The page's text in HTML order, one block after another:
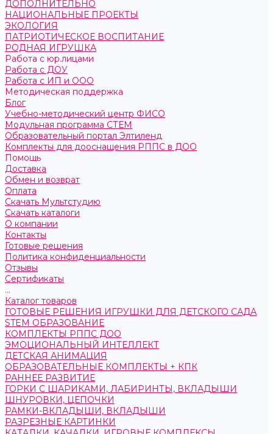
ДОПОЛНИТЕЛЬНО
НАЦИОНАЛЬНЫЕ ПРОЕКТЫ
ЭКОЛОГИЯ
ПАТРИОТИЧЕСКОЕ ВОСПИТАНИЕ
РОДНАЯ ИГРУШКА
Работа с юр.лицами
Работа с ДОУ
Работа с ИП и ООО
Методическая поддержка
Блог
Учебно-методический центр ФИСО
Модульная программа СТЕМ
Образовательный портал Элтиленд
Комплекты для дооснащения РППС в ДОО
Помощь
Доставка
Обмен и возврат
Оплата
Скачать Мультстудию
Скачать каталоги
О компании
Контакты
Готовые решения
Политика конфиденциальности
Отзывы
Сертификаты
...
Каталог товаров
ГОТОВЫЕ РЕШЕНИЯ ИГРУШКИ ДЛЯ ДЕТСКОГО САДА
STEM ОБРАЗОВАНИЕ
КОМПЛЕКТЫ РППС ДОО
ЭМОЦИОНАЛЬНЫЙ ИНТЕЛЛЕКТ
ДЕТСКАЯ АНИМАЦИЯ
ОБРАЗОВАТЕЛЬНЫЕ КОМПЛЕКТЫ + КПК
РАННЕЕ РАЗВИТИЕ
ГОРКИ С ШАРИКАМИ, ЛАБИРИНТЫ, ВКЛАДЫШИ
ШНУРОВКИ, ЦЕПОЧКИ
РАМКИ-ВКЛАДЫШИ, ВКЛАДЫШИ
РАЗРЕЗНЫЕ КАРТИНКИ